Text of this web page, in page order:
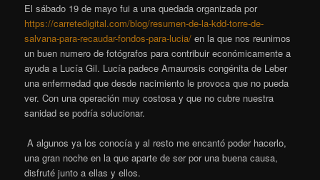
El sábado 19 de mayo fui a una quedada organizada por
https://carretedigital.com/blog/resumen-de-la-kdd-torre-de-
salvana-para-recaudar-fondos-para-lucia/ en la que nos reunimos
un buen numero de fotógrafos para contribuir económicamente a
ayuda a Lucía Gil. Lucía padece Amaurosis congénita de Leber
una enfermedad que desde nacimiento le provoca que no pueda
ver. Con una operación muy costosa y que no cubre nuestra
sanidad se podría solucionar.
A algunos ya los conocía y al resto me encantó poder hacerlo,
una gran noche en la que aparte de ser por una buena causa,
disfruté junto a ellas y ellos.